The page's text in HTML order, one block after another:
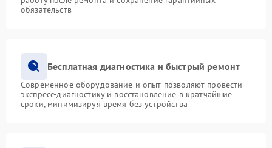
обязательств
Бесплатная диагностика и быстрый ремонт
Современное оборудование и опыт позволяют провести
экспресс-диагностику и восстановление в кратчайшие
сроки, минимизируя время без устройства